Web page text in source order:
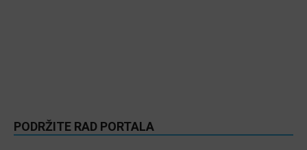
PODRŽITE RAD PORTALA